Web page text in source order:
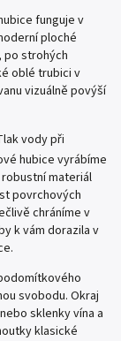
funguje v
ploché
po strohých
oblé trubici v
vizuálně povýší
vody při
hubice vyrábíme
materiál
povrchových
chráníme v
k vám dorazila v
svobodu. Okraj
sklenky vína a
klasické